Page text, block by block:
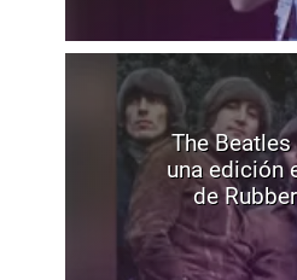
The Beatles
una edición
de